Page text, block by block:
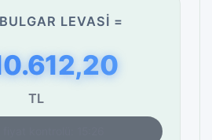
LEVASI =
TL